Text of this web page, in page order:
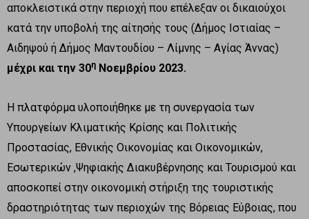
αποκλειστικά στην περιοχή που επέλεξαν οι δικαιούχοι
κατά την υποβολή της αίτησής τους (Δήμος Ιστιαίας –
Αιδηψού ή Δήμος Μαντουδίου – Λίμνης – Αγίας Άννας)
μέχρι και την 30η Νοεμβρίου 2023.
Η πλατφόρμα υλοποιήθηκε με τη συνεργασία των
Υπουργείων Κλιματικής Κρίσης και Πολιτικής
Προστασίας, Εθνικής Οικονομίας και Οικονομικών,
Εσωτερικών ,Ψηφιακής Διακυβέρνησης και Τουρισμού και
αποσκοπεί στην οικονομική στήριξη της τουριστικής
δραστηριότητας των περιοχών της Βόρειας Εύβοιας, που